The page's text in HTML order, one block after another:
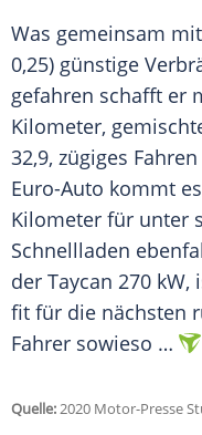
Was gemeinsam
0,25) günstige
gefahren schafft er
Kilometer,
32,9, zügiges
Euro-Auto kommt
Kilometer für unter
Schnellladen
der Taycan 270 kW,
fit für die nächsten
Fahrer sowieso …
Quelle:2020 Motor-Presse